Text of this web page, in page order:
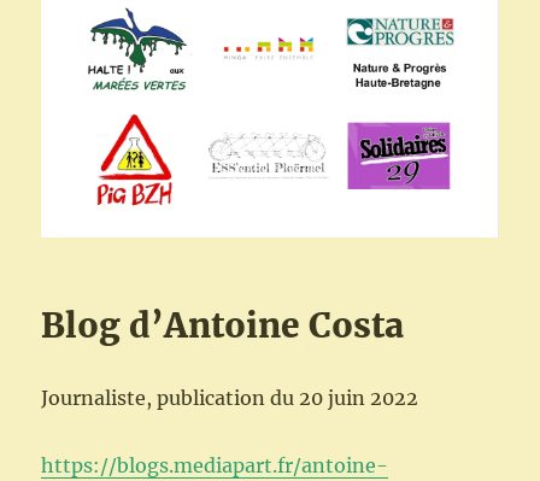
Blog d’Antoine Costa
Journaliste, publication du 20 juin 2022
https://blogs.mediapart.fr/antoine-